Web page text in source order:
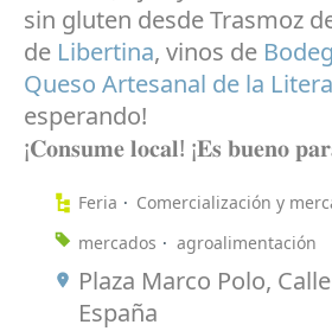
sin gluten desde Trasmoz
de Libertina, vinos de
Queso Artesanal de la Litera
esperando!
¡𝐂𝐨𝐧𝐬𝐮𝐦𝐞 𝐥𝐨𝐜𝐚𝐥! ¡𝐄𝐬 𝐛𝐮𝐞𝐧𝐨
Feria Comercialización y
mercados
agroalimentación
Plaza Marco Polo,
España